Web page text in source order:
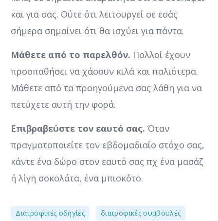
και για σας. Ούτε ότι λειτουργεί σε εσάς
σήμερα σημαίνει ότι θα ισχύει για πάντα.
Μάθετε από το παρελθόν. Πολλοί έχουν
προσπαθήσει να χάσουν κιλά και παλιότερα.
Μάθετε από τα προηγούμενα σας λάθη για να
πετύχετε αυτή την φορά.
Επιβραβεύστε τον εαυτό σας. Όταν
πραγματοποιείτε τον εβδομαδιαίο στόχο σας,
κάντε ένα δώρο στον εαυτό σας πχ ένα μασάζ
ή λίγη σοκολάτα, ένα μπισκότο.
Διατροφικές οδηγίες διατροφικές συμβουλές